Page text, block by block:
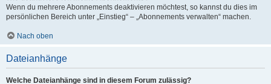
Wenn du mehrere Abonnements deaktivieren möchtest, so kannst du dies im
persönlichen Bereich unter „Einstieg“ – „Abonnements verwalten“ machen.
Nach oben
Dateianhänge
Welche Dateianhänge sind in diesem Forum zulässig?